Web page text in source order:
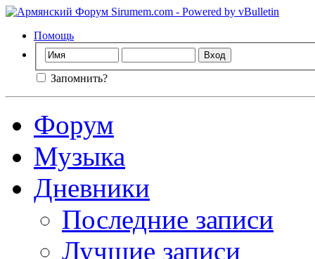
Помощь
Запомнить?
Форум
Музыка
Дневники
Последние записи
Лучшие записи